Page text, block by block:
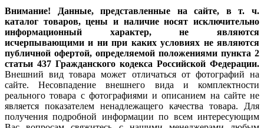
Внимание! Данные, представленные на сайте, в т. ч.
каталог товаров, цены и наличие носят исключительно
информационный характер, не являются
исчерпывающими и ни при каких условиях не являются
публичной офертой, определяемой положениями пункта 2
статьи 437 Гражданского кодекса Российской Федерации.
Внешний вид товара может отличаться от фотографий на
сайте. Несовпадение внешнего вида и комплектности
реального товара с фотографиями и описанием на сайте не
является показателем ненадлежащего качества товара. Для
получения подробной информации по всем интересующим